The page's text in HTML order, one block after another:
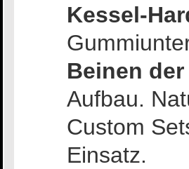
Kessel-
Beinen
Aufbau.
Custom
Einsatz.